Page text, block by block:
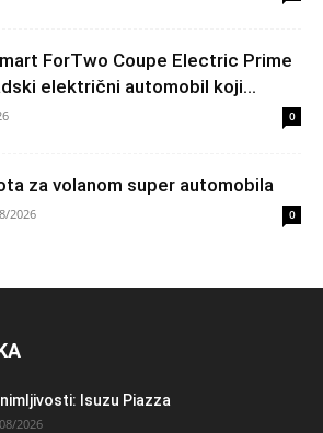
ForTwo Coupe Electric Prime
električni automobil koji...
0
za volanom super automobila
2026 0
Isuzu Piazza
2026